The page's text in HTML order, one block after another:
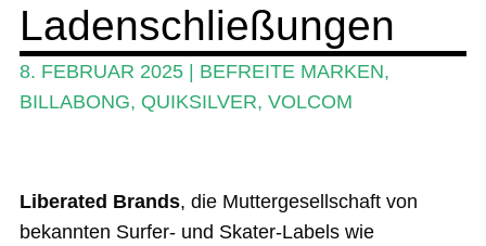
Stand Up Magazin TV
SPOT FINDER
Ladenschließungen
8. FEBRUAR 2025| BEFREITE MARKEN,
BILLABONG, QUIKSILVER, VOLCOM
Liberated Brands, die Muttergesellschaft von
bekannten Surfer- und Skater-Labels wie